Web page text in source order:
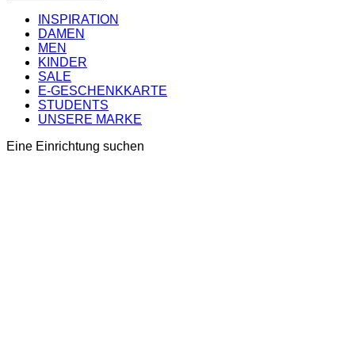
INSPIRATION
DAMEN
MEN
KINDER
SALE
E-GESCHENKKARTE
STUDENTS
UNSERE MARKE
Eine Einrichtung suchen